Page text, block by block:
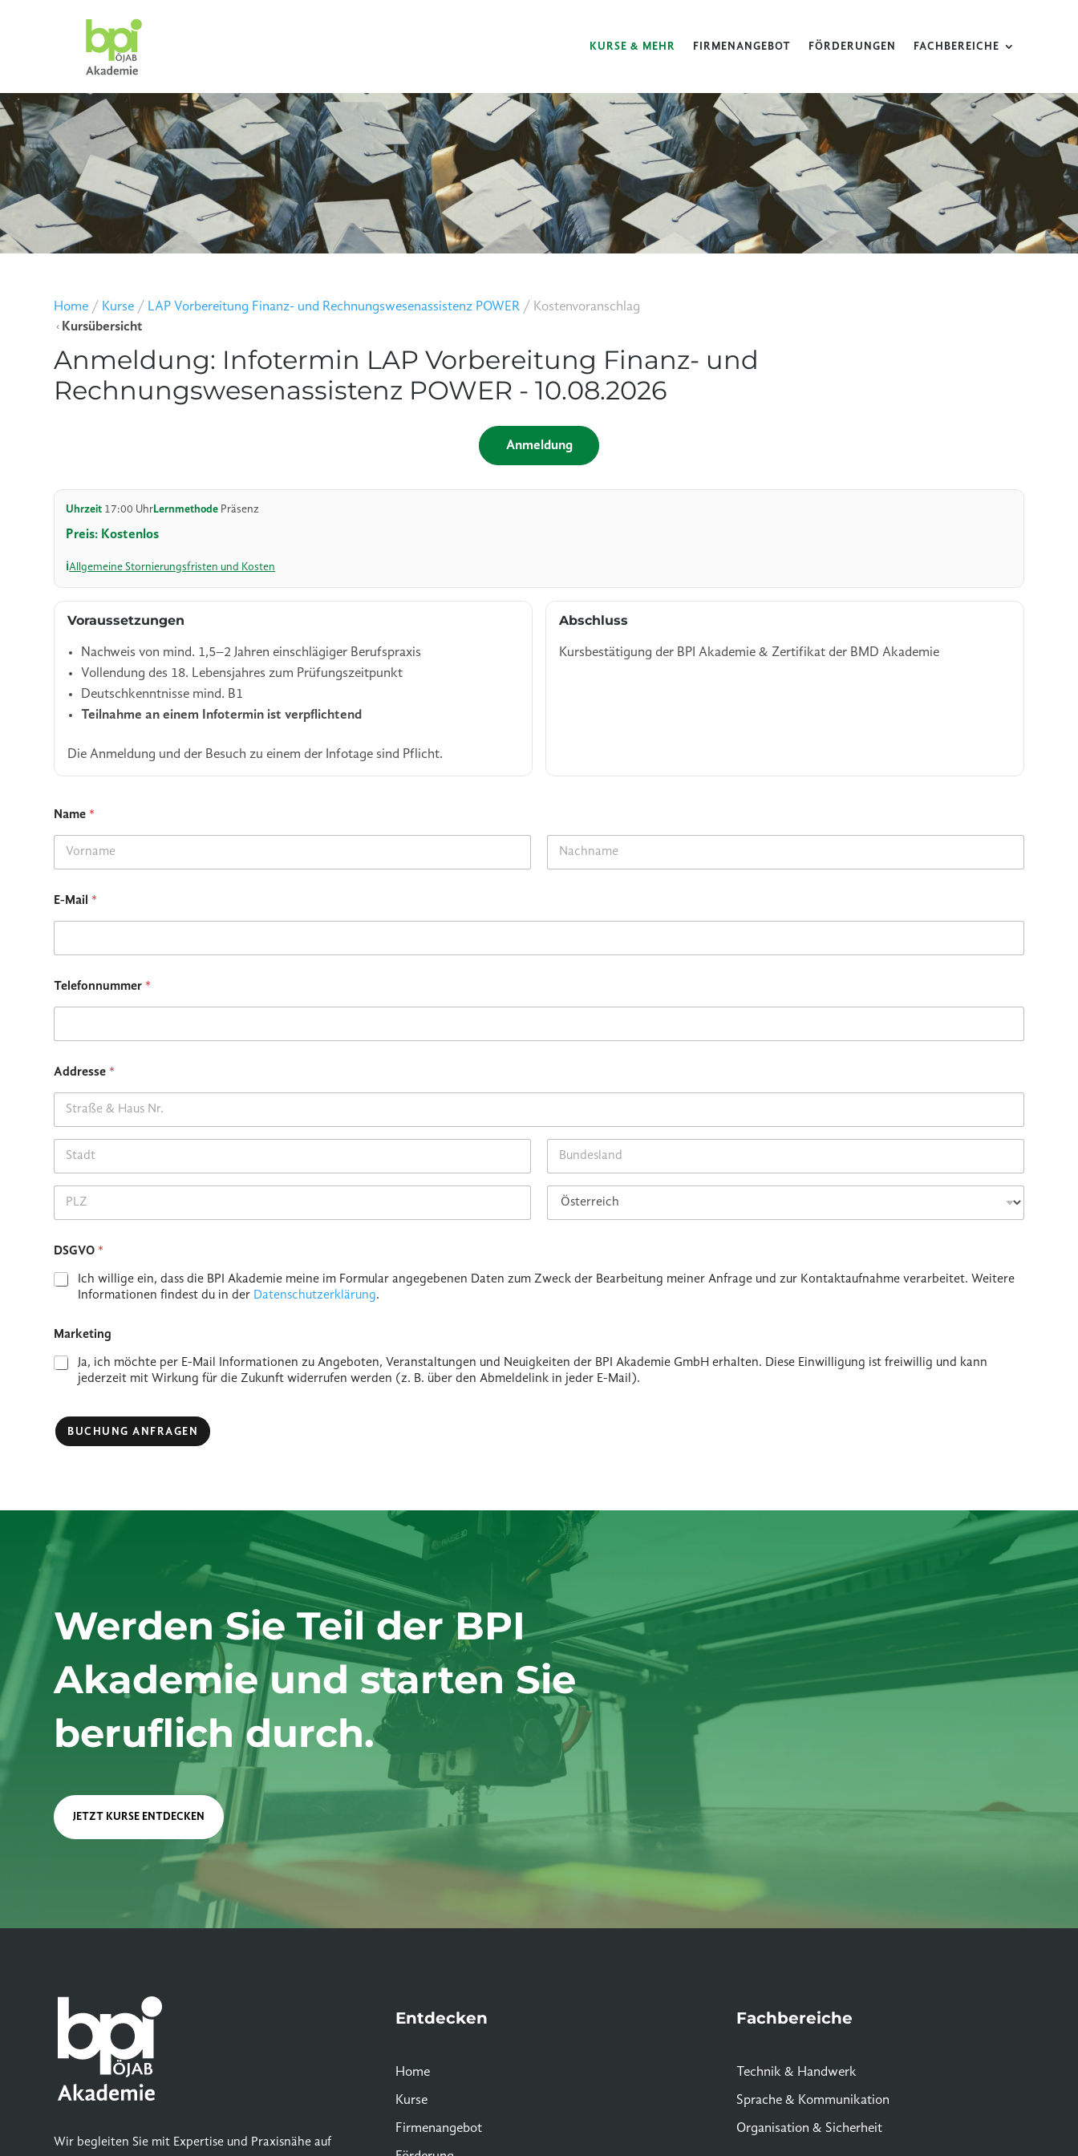
KURSE & MEHR FIRMENANGEBOT FÖRDERUNGEN FACHBEREICHE
Home / Kurse / LAP Vorbereitung Finanz- und Rechnungswesenassistenz POWER / Kostenvoranschlag
4 Kursübersicht
Anmeldung: Infotermin LAP Vorbereitung Finanz- und
Rechnungswesenassistenz POWER - 10.08.2026
Anmeldung
Uhrzeit 17:00 UhrLernmethode Präsenz
Preis: Kostenlos
Allgemeine Stornierungsfristen und Kosten
Voraussetzungen
Nachweis von mind. 1,5–2 Jahren einschlägiger Berufspraxis
Vollendung des 18. Lebensjahres zum Prüfungszeitpunkt
Deutschkenntnisse mind. B1
Teilnahme an einem Infotermin ist verpflichtend
Die Anmeldung und der Besuch zu einem der Infotage sind Pflicht.
Abschluss
Kursbestätigung der BPI Akademie & Zertifikat der BMD Akademie
*
N
Name*
E-Mail*
Telefonnummer*
Addresse*
Province /
Region
DSGVO*
Ich willige ein, dass die BPI Akademie meine im Formular angegebenen Daten zum Zweck der Bearbeitung meiner Anfrage und zur Kontaktaufnahme verarbeitet. Weitere
Informationen findest du in der Datenschutzerklärung.
Marketing
Ja, ich möchte per E-Mail Informationen zu Angeboten, Veranstaltungen und Neuigkeiten der BPI Akademie GmbH erhalten. Diese Einwilligung ist freiwillig und kann
jederzeit mit Wirkung für die Zukunft widerrufen werden (z. B. über den Abmeldelink in jeder E-Mail).
BUCHUNG ANFRAGEN
Werden Sie Teil der BPI
Akademie und starten Sie
beruflich durch.
JETZT KURSE ENTDECKEN
Wir begleiten Sie mit Expertise und Praxisnähe auf
Entdecken
Home
Kurse
Firmenangebot
Fachbereiche
Technik & Handwerk
Sprache & Kommunikation
Organisation & Sicherheit